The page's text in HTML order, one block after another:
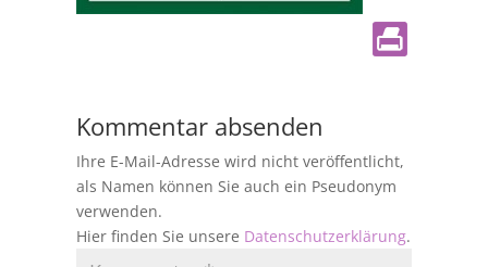
Kommentar absenden
Ihre E-Mail-Adresse wird nicht veröffentlicht,
als Namen können Sie auch ein Pseudonym
verwenden.
Hier finden Sie unsere Datenschutzerklärung.